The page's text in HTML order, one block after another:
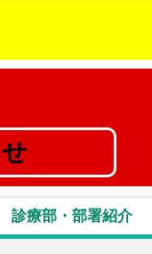
診療部・部署紹介